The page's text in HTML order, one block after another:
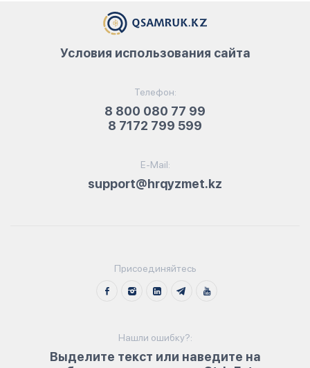
Телефон:
8 800 080 77 99
8 7172 799 599
E-Mail:
support@hrqyzmet.kz
Условия использования сайта
Присоединяйтесь
Нашли ошибку?:
Выделите текст или наведите на